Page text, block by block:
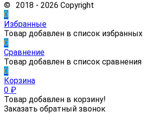
© 2018 - 2026 Copyright
0
Избранные
Товар добавлен в список избранных
0
Сравнение
Товар добавлен в список сравнения
0
Корзина
0 ₽
Товар добавлен в корзину!
Заказать обратный звонок